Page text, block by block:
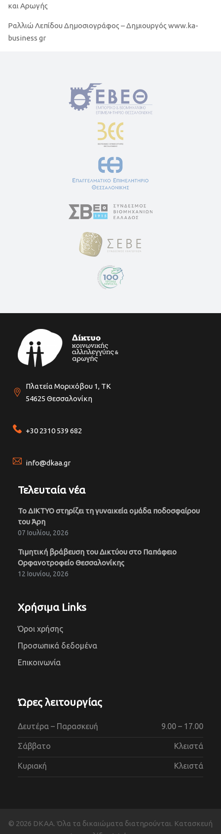
και Αρωγής
Ραλλιώ Λεπίδου Δημοσιογράφος – Δημιουργός www.ka-
business gr
Πλατεία Μοριχόβου 1, ΤΚ
54625 Θεσσαλονίκη
+30 2310 539 682
info@dkaa.gr
Τελευταία νέα
Το ΔΙΚΤΥΟ στηρίζει τη γυναικεία ομάδα ποδοσφαίρου
του Άρη
07 Ιουλίου, 2026
Τιμητική βράβευση του Δικτύου στο Παπάφειο
Ορφανοτροφείο Θεσσαλονίκης
12 Ιουνίου, 2026
Χρήσιμα Links
Όροι χρήσης
Προσωπικά δεδομένα
Επικοινωνία
Ώρες λειτουργίας
Δευτέρα – Παρασκευή 9.00 – 17.00
Σάββατο Κλειστά
Κυριακή Κλειστά
© 2026 DKAA. Όλα τα δικαιώματα διατηρούνται. Κατασκευή